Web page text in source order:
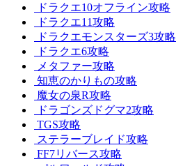
ドラクエ10オフライン攻略
ドラクエ11攻略
ドラクエモンスターズ3攻略
ドラクエ6攻略
メタファー攻略
知恵のかりもの攻略
魔女の泉R攻略
ドラゴンズドグマ2攻略
TGS攻略
ステラーブレイド攻略
FF7リバース攻略